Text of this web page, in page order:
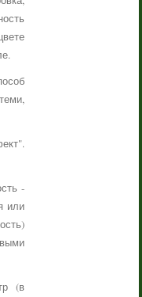
-
или
(в